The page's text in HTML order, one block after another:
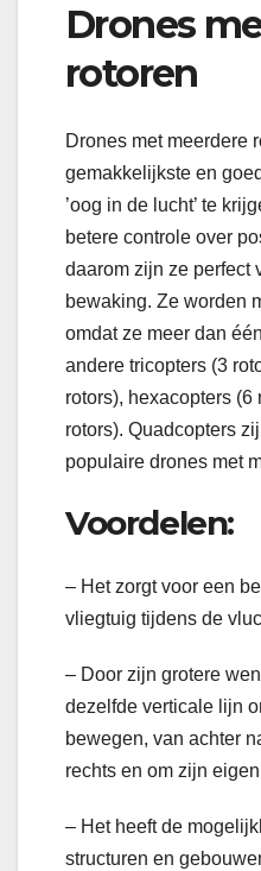
Drones
rotoren
Drones met meerdere
gemakkelijkste en
’oog in de lucht’ te
betere controle over
daarom zijn ze perfect
bewaking. Ze worden
omdat ze meer dan
andere tricopters (3
rotors), hexacopters (6
rotors). Quadcopters
populaire drones met
Voordelen:
– Het zorgt voor een
vliegtuig tijdens de
– Door zijn grotere
dezelfde verticale lijn
bewegen, van achter
rechts en om zijn
– Het heeft de
structuren en